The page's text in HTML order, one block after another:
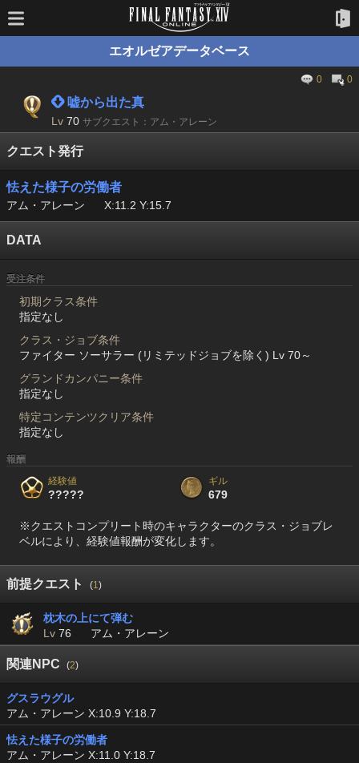
エオルゼアデータベース
0 0
 嘘から出た真
Lv 70 サブクエスト：アム・アレーン
クエスト発行
怯えた様子の労働者
アム・アレーン X:11.2 Y:15.7
DATA
受注条件
初期クラス条件
指定なし
クラス・ジョブ条件
ファイター ソーサラー (リミテッドジョブを除く) Lv 70～
グランドカンパニー条件
指定なし
特定コンテンツクリア条件
指定なし
報酬
経験値
?????
ギル
679
※クエストコンプリート時のキャラクターのクラス・ジョブレ
ベルにより、経験値報酬が変化します。
前提クエスト (1)
枕木の上にて弾む
Lv 76 アム・アレーン
関連NPC (2)
グスラウグル
アム・アレーン X:10.9 Y:18.7
怯えた様子の労働者
アム・アレーン X:11.0 Y:18.7